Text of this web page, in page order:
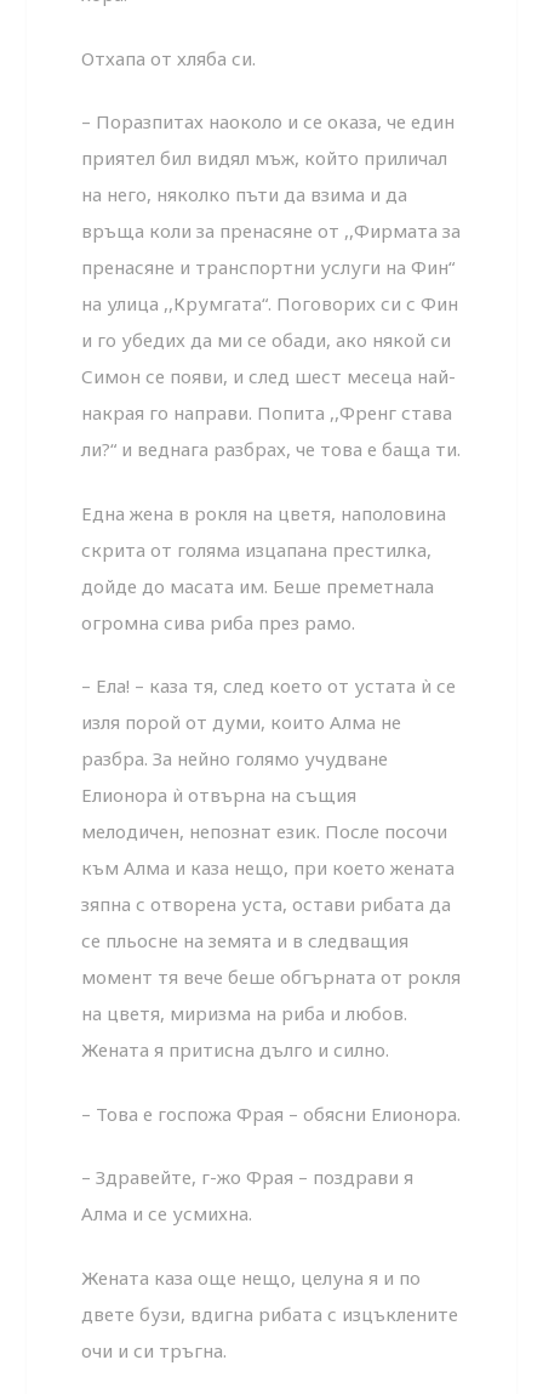
Отхапа от хляба си.
– Поразпитах наоколо и се оказа, че един
приятел бил видял мъж, който приличал
на него, няколко пъти да взима и да
връща коли за пренасяне от ,,Фирмата за
пренасяне и транспортни услуги на Фин“
на улица ,,Крумгата“. Поговорих си с Фин
и го убедих да ми се обади, ако някой си
Симон се появи, и след шест месеца най-
накрая го направи. Попита ,,Френг става
ли?“ и веднага разбрах, че това е баща ти.
Една жена в рокля на цветя, наполовина
скрита от голяма изцапана престилка,
дойде до масата им. Беше преметнала
огромна сива риба през рамо.
– Ела! – каза тя, след което от устата ѝ се
изля порой от думи, които Алма не
разбра. За нейно голямо учудване
Елионора ѝ отвърна на същия
мелодичен, непознат език. После посочи
към Алма и каза нещо, при което жената
зяпна с отворена уста, остави рибата да
се пльосне на земята и в следващия
момент тя вече беше обгърната от рокля
на цветя, миризма на риба и любов.
Жената я притисна дълго и силно.
– Това е госпожа Фрая – обясни Елионора.
– Здравейте, г-жо Фрая – поздрави я
Алма и се усмихна.
Жената каза още нещо, целуна я и по
двете бузи, вдигна рибата с изцъклените
очи и си тръгна.